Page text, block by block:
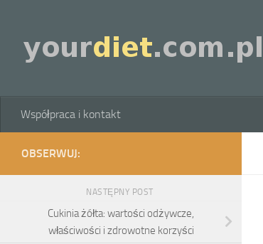
Współpraca i kontakt
OBSERWUJ:
NASTĘPNY POST
Cukinia żółta: wartości odżywcze,
właściwości i zdrowotne korzyści